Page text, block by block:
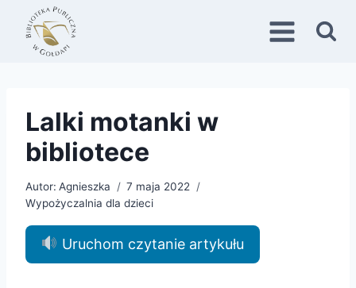
Przejdź
treści
Lalki motanki w
bibliotece
Autor: Agnieszka
7 maja 2022
Wypożyczalnia dla dzieci
Uruchom czytanie artykułu